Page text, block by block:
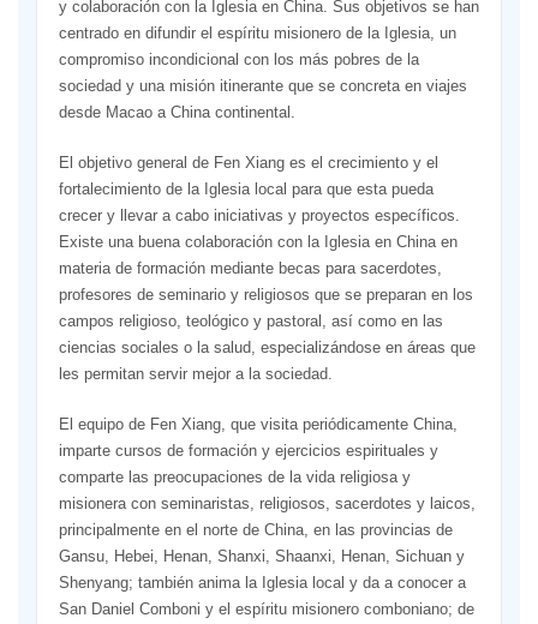
y colaboración con la Iglesia en China. Sus objetivos se han
centrado en difundir el espíritu misionero de la Iglesia, un
compromiso incondicional con los más pobres de la
sociedad y una misión itinerante que se concreta en viajes
desde Macao a China continental.
El objetivo general de Fen Xiang es el crecimiento y el
fortalecimiento de la Iglesia local para que esta pueda
crecer y llevar a cabo iniciativas y proyectos específicos.
Existe una buena colaboración con la Iglesia en China en
materia de formación mediante becas para sacerdotes,
profesores de seminario y religiosos que se preparan en los
campos religioso, teológico y pastoral, así como en las
ciencias sociales o la salud, especializándose en áreas que
les permitan servir mejor a la sociedad.
El equipo de Fen Xiang, que visita periódicamente China,
imparte cursos de formación y ejercicios espirituales y
comparte las preocupaciones de la vida religiosa y
misionera con seminaristas, religiosos, sacerdotes y laicos,
principalmente en el norte de China, en las provincias de
Gansu, Hebei, Henan, Shanxi, Shaanxi, Henan, Sichuan y
Shenyang; también anima la Iglesia local y da a conocer a
San Daniel Comboni y el espíritu misionero comboniano; de